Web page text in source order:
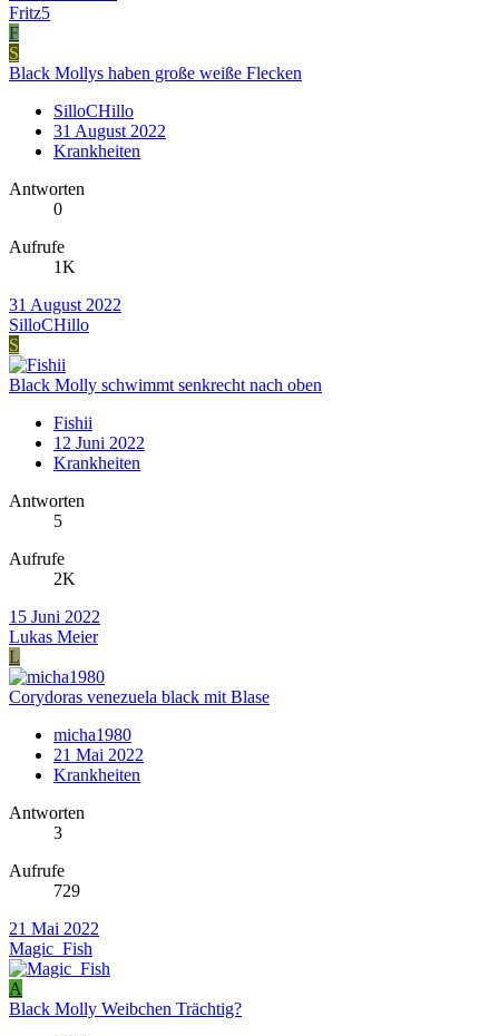
Fritz5
F
S
Black Mollys haben große weiße Flecken
SilloCHillo
31 August 2022
Krankheiten
Antworten
0
Aufrufe
1K
31 August 2022
SilloCHillo
S
Black Molly schwimmt senkrecht nach oben
Fishii
12 Juni 2022
Krankheiten
Antworten
5
Aufrufe
2K
15 Juni 2022
Lukas Meier
L
Corydoras venezuela black mit Blase
micha1980
21 Mai 2022
Krankheiten
Antworten
3
Aufrufe
729
21 Mai 2022
Magic_Fish
A
Black Molly Weibchen Trächtig?